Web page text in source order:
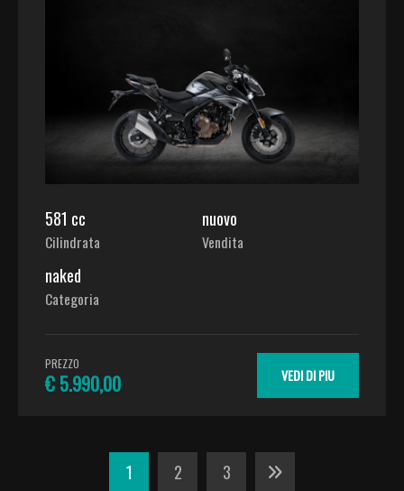
581 cc
Cilindrata
nuovo
Vendita
naked
Categoria
PREZZO
€ 5.990,00 VEDI DI PIU
Navigazione
1 2 3